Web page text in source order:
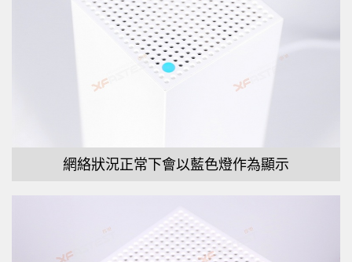
網絡狀況正常下會以藍色燈作為顯示